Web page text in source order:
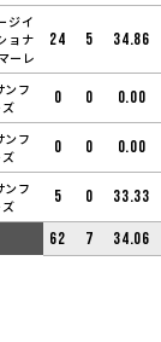
ジイ
ョナ
ーレ
24 5 34.86
ンフ
0 0 0.00
ンフ
0 0 0.00
ンフ
5 0 33.33
62 7 34.06